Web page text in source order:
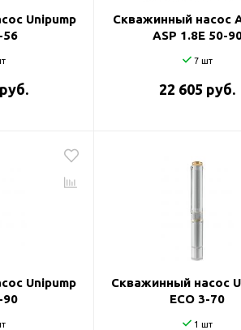
Unipump
56
Скважинный насос
ASP 1.8Е 50-
7 шт
22 605 руб.
Unipump
90
Скважинный насос
ECO 3-70
1 шт